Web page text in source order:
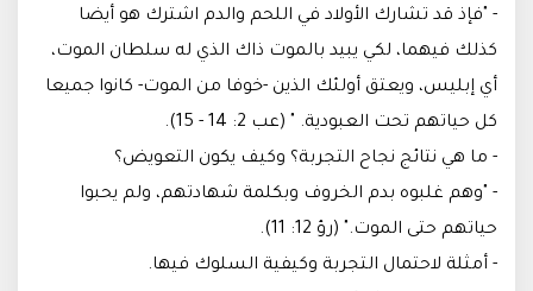
- "فإذ قد تشارك الأولاد في اللحم والدم اشترك هو أيضا
كذلك فيهما، لكي يبيد بالموت ذاك الذي له سلطان الموت،
أي إبليس، ويعتق أولئك الذين -خوفا من الموت- كانوا جميعا
كل حياتهم تحت العبودية. " (عب 2: 14 - 15).
- ما هي نتائج نجاح التجربة؟ وكيف يكون التعويض؟
- "وهم غلبوه بدم الخروف وبكلمة شهادتهم، ولم يحبوا
حياتهم حتى الموت." (رؤ 12: 11).
- أمثلة لاحتمال التجربة وكيفية السلوك فيها.